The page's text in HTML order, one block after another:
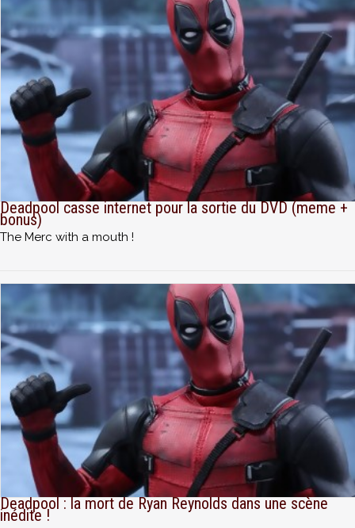
Deadpool casse internet pour la sortie du DVD (meme +
bonus)
The Merc with a mouth !
Deadpool : la mort de Ryan Reynolds dans une scène
inédite !